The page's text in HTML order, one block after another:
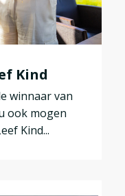
Kind
winnaar van
ook mogen
Kind...